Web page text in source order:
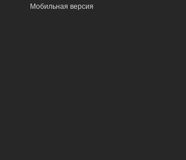
Мобильная версия